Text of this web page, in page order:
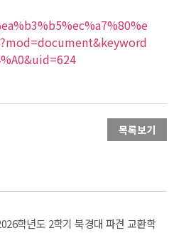
목록보기
학년도 2학기 북경대 파견 교환학